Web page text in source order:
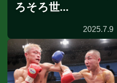
ろそろ世...
2025.7.9